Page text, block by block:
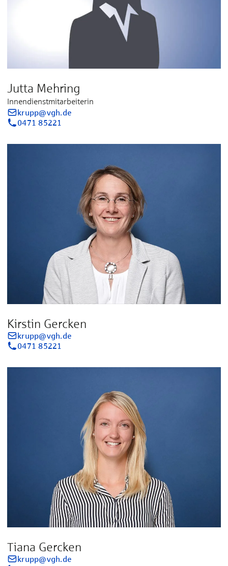
Jutta Mehring
Innendienstmitarbeiterin
krupp@vgh.de
0471 85221
Kirstin Gercken
krupp@vgh.de
0471 85221
Tiana Gercken
krupp@vgh.de